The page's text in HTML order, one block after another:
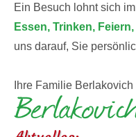
Ein Besuch lohnt sich
Essen, Trinken,
uns darauf, Sie
Ihre Familie Berlakovich